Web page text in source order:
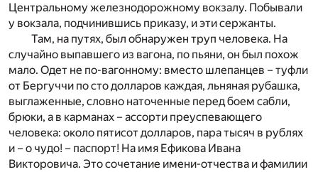
Центральному железнодорожному вокзалу. Побывали
у вокзала, подчинившись приказу, и эти сержанты.
Там, на путях, был обнаружен труп человека. На
случайно выпавшего из вагона, по пьяни, он был похож
мало. Одет не по-вагонному: вместо шлепанцев – туфли
от Бергуччи по сто долларов каждая, льняная рубашка,
выглаженные, словно наточенные перед боем сабли,
брюки, а в карманах – ассорти преуспевающего
человека: около пятисот долларов, пара тысяч в рублях
и – о чудо! – паспорт! На имя Ефикова Ивана
Викторовича. Это сочетание имени-отчества и фамилии